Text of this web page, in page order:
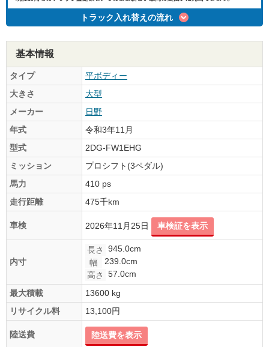
トラック入れ替えの流れ
基本情報
タイプ
平ボディー
大きさ
大型
メーカー
日野
年式
令和3年11月
型式
2DG-FW1EHG
ミッション
プロシフト(3ペダル)
馬力
410 ps
走行距離
475千km
車検 2026年11月25日 車検証を表示
内寸
長さ
945.0cm
幅
239.0cm
高さ
57.0cm
最大積載
13600 kg
リサイクル料
13,100円
陸送費 陸送費を表示